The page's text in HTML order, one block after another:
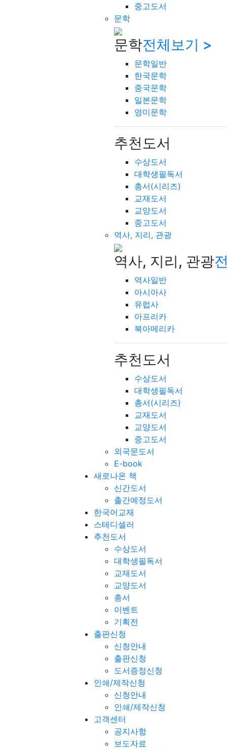
중고도서
문학
문학전체보기 >
문학일반
한국문학
중국문학
일본문학
영미문학
추천도서
수상도서
대학생필독서
총서(시리즈)
교재도서
교양도서
중고도서
역사, 지리, 관광
역사, 지리, 관광
역사일반
아시아사
유럽사
아프리카
북아메리카
추천도서
수상도서
대학생필독서
총서(시리즈)
교재도서
교양도서
중고도서
외국문도서
E-book
새로나온 책
신간도서
출간예정도서
한국어교재
스테디셀러
추천도서
수상도서
대학생필독서
교재도서
교양도서
총서
이벤트
기획전
출판신청
신청안내
출판신청
도서증정신청
인쇄/제작신청
신청안내
인쇄/제작신청
고객센터
공지사항
보도자료